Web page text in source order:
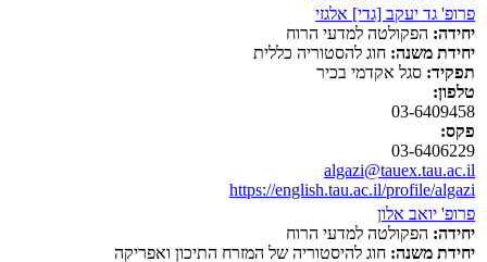
פרופ' גד יעקב [גדי] אלגזי
יחידה: הפקולטה למדעי הרוח
יחידת משנה: חוג להסטוריה כללית
תפקיד: סגל אקדמי בכיר
טלפון:
03-6409458
פקס:
03-6406229
algazi@tauex.tau.ac.il
https://english.tau.ac.il/profile/algazi
פרופ' יואב אלון
יחידה: הפקולטה למדעי הרוח
יחידת משנה: חוג להיסטוריה של המזרח התיכון ואפריקה